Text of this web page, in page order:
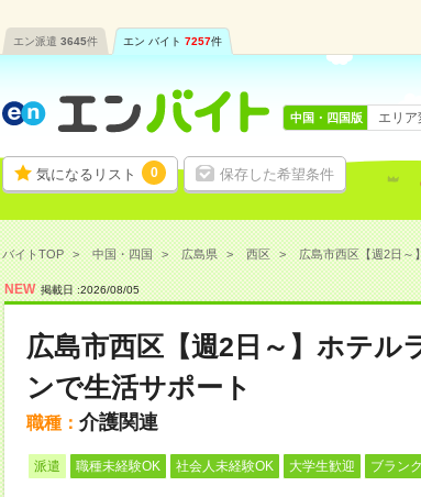
エン派遣 3645件 エン バイト 7257件
気になるリスト 0 保存した希望条件
中国・四国版 エリア
バイトTOP 中国・四国 広島県 西区 広島市西区【週2日～
NEW 掲載日 :2026/08/05
広島市西区【週2日～】ホテル
ンで生活サポート
職種： 介護関連
派遣 職種未経験OK 社会人未経験OK 大学生歓迎 ブラン